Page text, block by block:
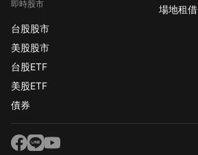
即時股市
台股股市
美股股市
台股ETF
美股ETF
債券
場地租借